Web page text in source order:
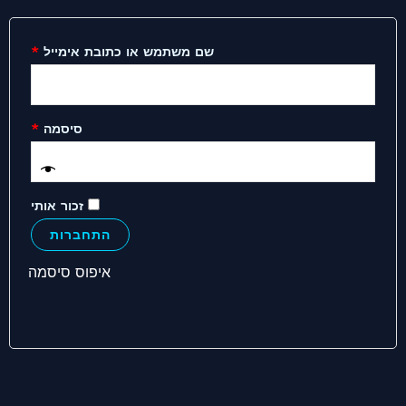
שם משתמש או כתובת אימייל *
סיסמה *
זכור אותי
התחברות
איפוס סיסמה